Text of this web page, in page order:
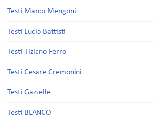
Testi Marco Mengoni
Testi Lucio Battisti
Testi Tiziano Ferro
Testi Cesare Cremonini
Testi Gazzelle
Testi BLANCO